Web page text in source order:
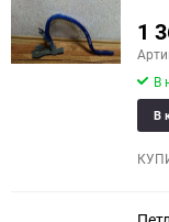
1
В
В